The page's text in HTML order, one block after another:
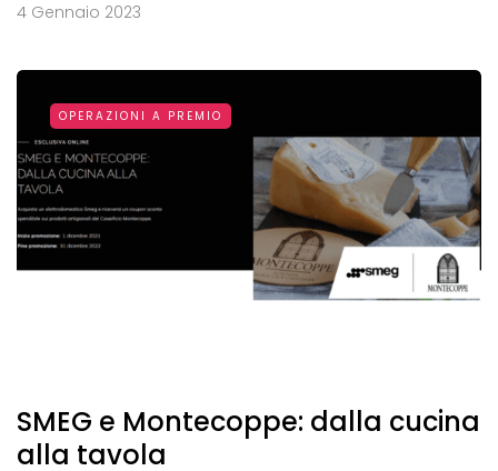
4 Gennaio 2023
OPERAZIONI A PREMIO
SMEG e Montecoppe: dalla cucina
alla tavola